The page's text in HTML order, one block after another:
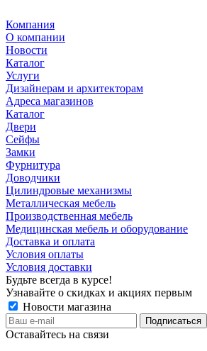
Компания
О компании
Новости
Каталог
Услуги
Дизайнерам и архитекторам
Адреса магазинов
Каталог
Двери
Сейфы
Замки
Фурнитура
Доводчики
Цилиндровые механизмы
Металлическая мебель
Производственная мебель
Медицинская мебель и оборудование
Доставка и оплата
Условия оплаты
Условия доставки
Будьте всегда в курсе!
Узнавайте о скидках и акциях первым
Новости магазина
Оставайтесь на связи